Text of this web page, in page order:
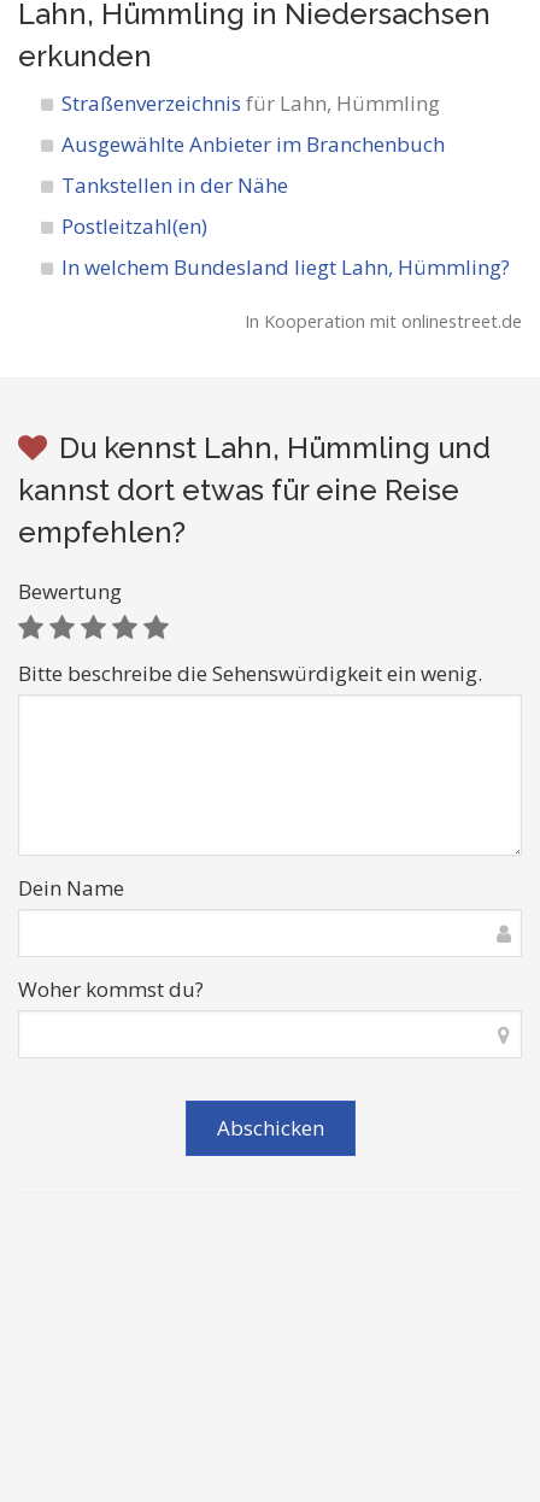
Lahn, Hümmling in Niedersachsen
erkunden
Straßenverzeichnis für Lahn, Hümmling
Ausgewählte Anbieter im Branchenbuch
Tankstellen in der Nähe
Postleitzahl(en)
In welchem Bundesland liegt Lahn, Hümmling?
In Kooperation mit onlinestreet.de
Du kennst Lahn, Hümmling und
kannst dort etwas für eine Reise
empfehlen?
Bewertung
Bitte beschreibe die Sehenswürdigkeit ein wenig.
Dein Name
Woher kommst du?